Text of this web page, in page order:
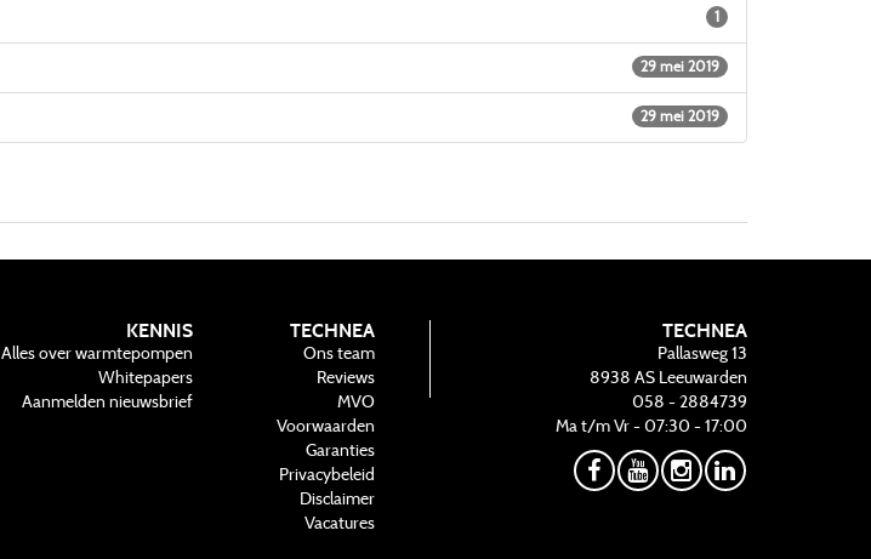
1
29 mei 2019
29 mei 2019
TECHNEA
Pallasweg 13
8938 AS Leeuwarden
058 - 2884739
Ma t/m Vr - 07:30 - 17:00
KENNIS
Alles over warmtepompen
Whitepapers
Aanmelden nieuwsbrief
TECHNEA
Ons team
Reviews
MVO
Voorwaarden
Garanties
Privacybeleid
Disclaimer
Vacatures